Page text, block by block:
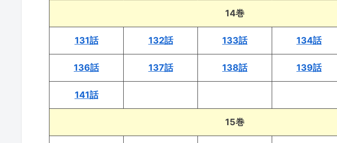
14巻
131話 132話 133話 134話
136話 137話 138話 139話
141話
15巻